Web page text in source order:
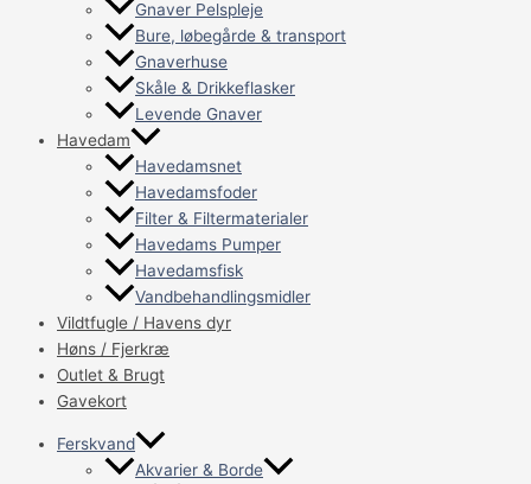
Gnaver Pelspleje
Bure, løbegårde & transport
Gnaverhuse
Skåle & Drikkeflasker
Levende Gnaver
Havedam
Havedamsnet
Havedamsfoder
Filter & Filtermaterialer
Havedams Pumper
Havedamsfisk
Vandbehandlingsmidler
Vildtfugle / Havens dyr
Høns / Fjerkræ
Outlet & Brugt
Gavekort
Ferskvand
Akvarier & Borde